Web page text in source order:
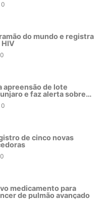
0
do mundo e registra
0
apreensão de lote
e faz alerta sobre
0
de cinco novas
0
medicamento para
de pulmão avançado